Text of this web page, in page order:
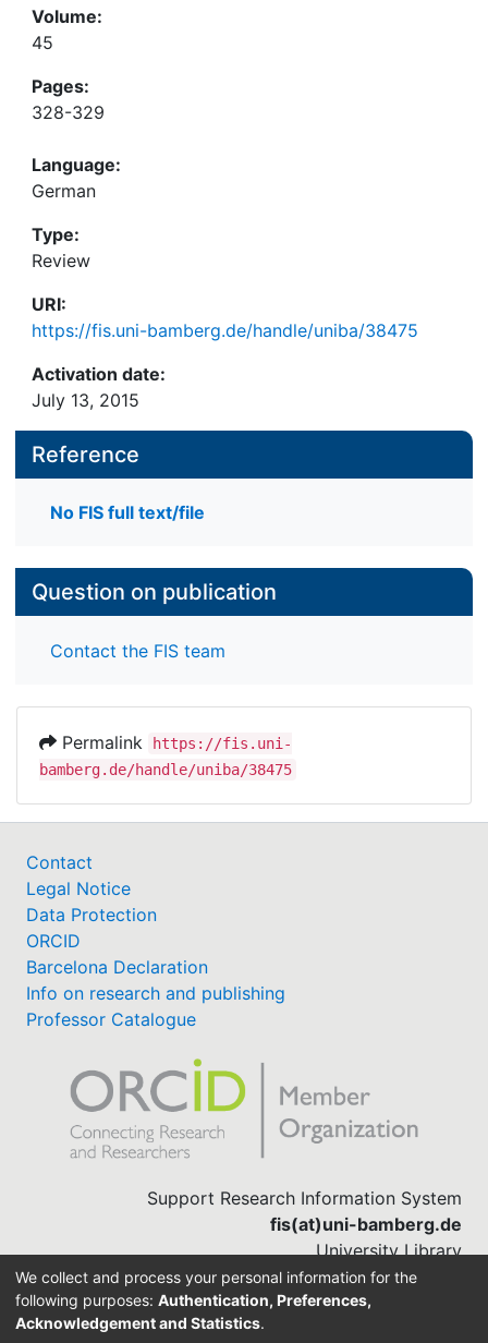
Volume:
45
Pages:
328-329
Language:
German
Type:
Review
URI:
https://fis.uni-bamberg.de/handle/uniba/38475
Activation date:
July 13, 2015
Reference
No FIS full text/file
Question on publication
Contact the FIS team
Permalink
https://fis.uni-
bamberg.de/handle/uniba/38475
Contact
Legal Notice
Data Protection
ORCID
Barcelona Declaration
Info on research and publishing
Professor Catalogue
Support Research Information System
fis(at)uni-bamberg.de
University Library
(0951) 863-1568
We collect and process your personal information for the
following purposes: Authentication, Preferences,
Acknowledgement and Statistics.